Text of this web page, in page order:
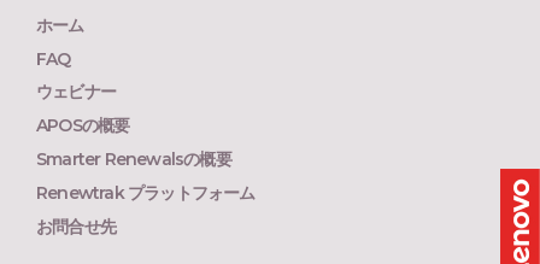
ホーム
FAQ
ウェビナー
APOSの概要
Smarter Renewalsの概要
Renewtrak プラットフォーム
お問合せ先